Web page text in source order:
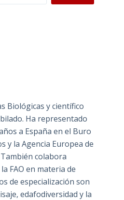
Biológicas y científico
Ha representado
a España en el Buro
y la Agencia Europea de
colabora
FAO en materia de
de especialización son
edafodiversidad y la